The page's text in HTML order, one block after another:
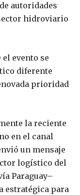
autoridades
hidroviario
evento se
diferente
prioridad
la reciente
en el canal
un mensaje
logístico del
Paraguay–
estratégica para